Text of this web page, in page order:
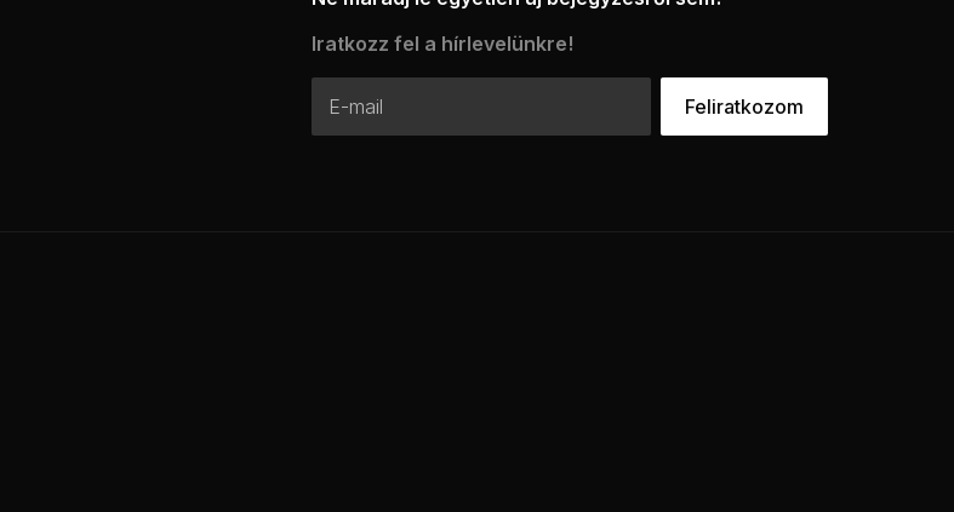
Iratkozz fel a hírlevelünkre!